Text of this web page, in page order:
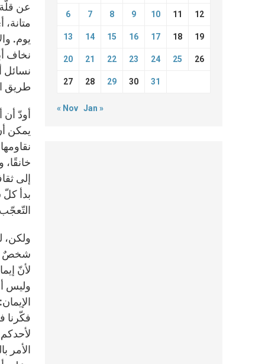
عن
يوم.
نخاف
نسائل
طريق
أودّ أن
يمكن
إلى
بدأ
ولكن،
شخصٌ ما
لأنّ
وليس
فكّرنا
الأمر
6 7 8 9 10 11 12
13 14 15 16 17 18 19
20 21 22 23 24 25 26
27 28 29 30 31
« Nov Jan »